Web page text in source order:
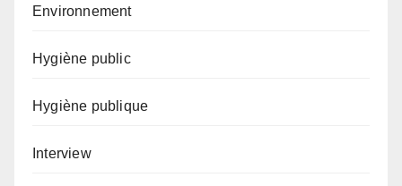
Environnement
Hygiène public
Hygiène publique
Interview